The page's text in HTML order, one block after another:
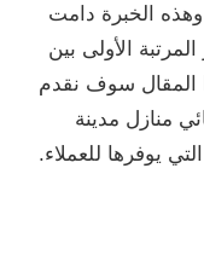
الخبرة دامت
الأولى بين
المقال سوف نقدم
منازل مدينة
يوفرها للعملاء.